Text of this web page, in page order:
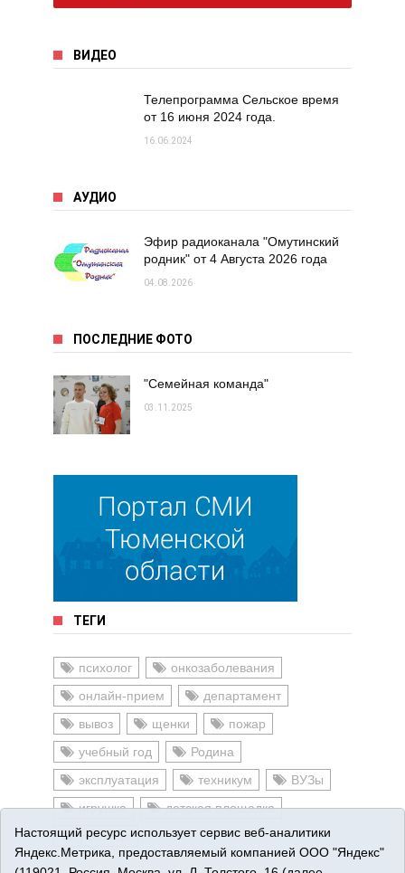
ВИДЕО
Телепрограмма Сельское время
от 16 июня 2024 года.
16.06.2024
АУДИО
Эфир радиоканала "Омутинский
родник" от 4 Августа 2026 года
04.08.2026
ПОСЛЕДНИЕ ФОТО
"Семейная команда"
03.11.2025
ТЕГИ
психолог
онкозаболевания
онлайн-прием
департамент
вывоз
щенки
пожар
учебный год
Родина
эксплуатация
техникум
ВУЗы
игрушка
детская площадка
училище
Настоящий ресурс использует сервис веб-аналитики
Яндекс.Метрика, предоставляемый компанией ООО "Яндекс"